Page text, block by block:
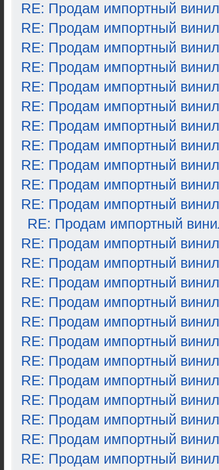
RE: Продам импортный винил
RE: Продам импортный винил
RE: Продам импортный винил
RE: Продам импортный винил
RE: Продам импортный винил
RE: Продам импортный винил
RE: Продам импортный винил
RE: Продам импортный винил
RE: Продам импортный винил
RE: Продам импортный винил
RE: Продам импортный винил
RE: Продам импортный
RE: Продам импортный винил
RE: Продам импортный винил
RE: Продам импортный винил
RE: Продам импортный винил
RE: Продам импортный винил
RE: Продам импортный винил
RE: Продам импортный винил
RE: Продам импортный винил
RE: Продам импортный винил
RE: Продам импортный винил
RE: Продам импортный винил
RE: Продам импортный винил